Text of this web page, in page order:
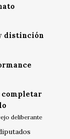
distinción
completar
deliberante